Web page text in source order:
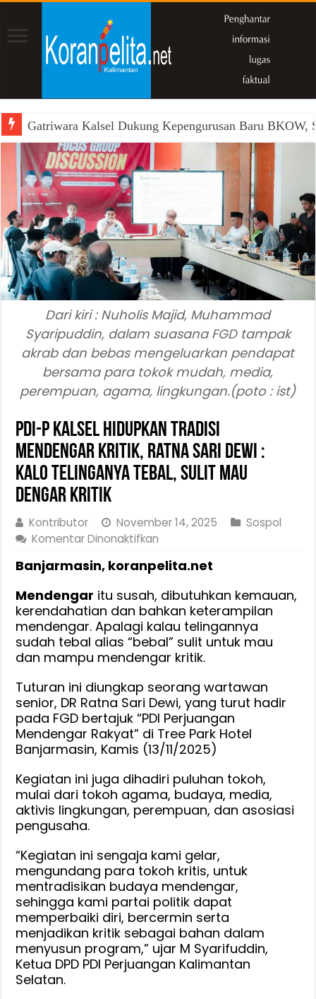
Gatriwara Kalsel Dukung Kepengurusan Baru BKOW,
Dari kiri : Nuholis Majid, Muhammad
Syaripuddin, dalam suasana FGD tampak
akrab dan bebas mengeluarkan pendapat
bersama para tokok mudah, media,
perempuan, agama, lingkungan.(poto : ist)
PDI-P Kalsel Hidupkan Tradisi
Mendengar Kritik, Ratna Sari Dewi :
Kalo Telinganya Tebal, Sulit Mau
Dengar Kritik
Kontributor November 14, 2025
Sospol
Komentar Dinonaktifkan
P
Hidupkan
Tradisi
Mendengar
Kritik,
Sari
Dewi
:
Kalo
Telinganya
Sulit
Mau
Dengar
Banjarmasin, koranpelita.net
Mendengar itu susah, dibutuhkan kemauan,
kerendahatian dan bahkan keterampilan
mendengar. Apalagi kalau telingannya
sudah tebal alias “bebal” sulit untuk mau
dan mampu mendengar kritik.
Tuturan ini diungkap seorang wartawan
senior, DR Ratna Sari Dewi, yang turut hadir
pada FGD bertajuk “PDI Perjuangan
Mendengar Rakyat” di Tree Park Hotel
Banjarmasin, Kamis (13/11/2025)
Kegiatan ini juga dihadiri puluhan tokoh,
mulai dari tokoh agama, budaya, media,
aktivis lingkungan, perempuan, dan asosiasi
pengusaha.
“Kegiatan ini sengaja kami gelar,
mengundang para tokoh kritis, untuk
mentradisikan budaya mendengar,
sehingga kami partai politik dapat
memperbaiki diri, bercermin serta
menjadikan kritik sebagai bahan dalam
menyusun program,” ujar M Syarifuddin,
Ketua DPD PDI Perjuangan Kalimantan
Selatan.